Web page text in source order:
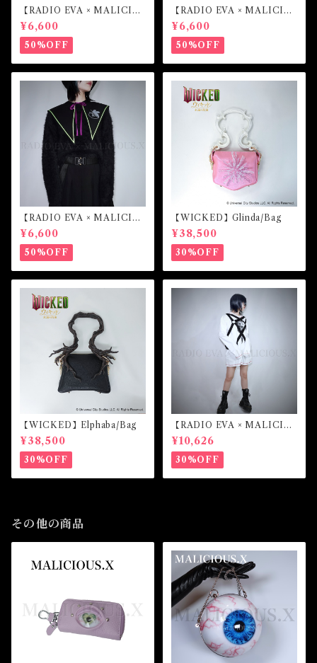
【RADIO EVA × MALICIO
US.X】Sailor collar （第4の
使徒）
¥6,600
50%OFF
【RADIO EVA × MALICIO
US.X】Sailor collar （綾波
レイ）
¥6,600
50%OFF
【RADIO EVA × MALICIO
US.X】Sailor collar （初号
機）
¥6,600
50%OFF
【WICKED】Glinda/Bag
¥38,500
30%OFF
【WICKED】Elphaba/Bag
¥38,500
30%OFF
【RADIO EVA × MALICIO
US.X】EVANGELION Mar
k.07-harness long sleeve
(White)
¥10,626
30%OFF
その他の商品